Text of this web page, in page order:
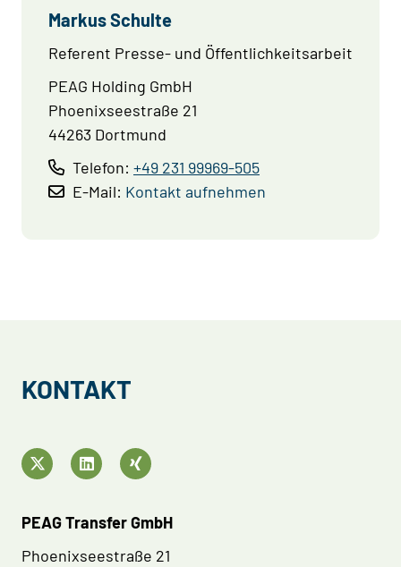
Markus Schulte
Referent Presse- und Öffentlichkeitsarbeit
PEAG Holding GmbH
Phoenixseestraße 21
44263 Dortmund
Telefon: +49 231 99969-505
E-Mail: Kontakt aufnehmen
KONTAKT
PEAG Transfer GmbH
Phoenixseestraße 21